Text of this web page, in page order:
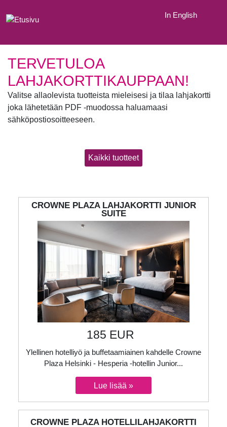
Ostoskori tyhjennetty
Ponnahdusikkuna avattu: Tietosuojakäytännöt.
Muokkaa lahjakorttia, Ladataan
Muokkaa lahjakorttia, Ladattu
Muokkaa lahjakorttia, Suljetaan
Muokkaa lahjakorttia, Suljettu
In English
TERVETULOA
LAHJAKORTTIKAUPPAAN!
Valitse allaolevista tuotteista mieleisesi ja tilaa lahjakortti
joka lähetetään PDF -muodossa haluamaasi
sähköpostiosoitteeseen.
Kaikki tuotteet
CROWNE PLAZA LAHJAKORTTI JUNIOR
SUITE
185 EUR
Ylellinen hotelliyö ja buffetaamiainen kahdelle Crowne
Plaza Helsinki - Hesperia -hotellin Junior...
CROWNE PLAZA HOTELLILAHJAKORTTI